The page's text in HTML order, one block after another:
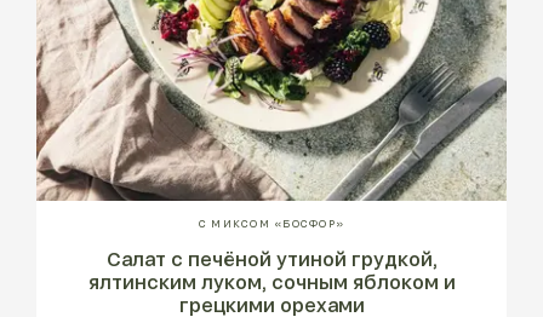
С МИКСОМ «БОСФОР»
Салат с печёной утиной грудкой,
ялтинским луком, сочным яблоком и
грецкими орехами